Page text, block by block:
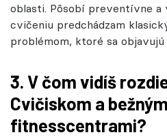
oblasti. Pôsobí preventívne a
cvičeniu predchádzam
problémom, ktoré sa
3. V čom vidíš
Cvičiskom a
fitnesscentrami?